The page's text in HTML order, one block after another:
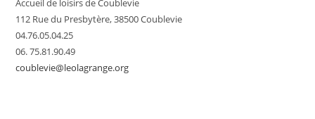
Accueil de loisirs de Coublevie
112 Rue du Presbytère, 38500 Coublevie
04.76.05.04.25
06. 75.81.90.49
coublevie@leolagrange.org